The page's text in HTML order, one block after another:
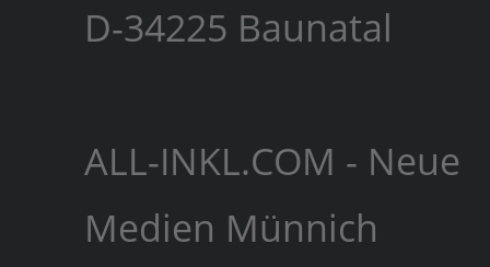
D-34225 Baunatal
ALL-INKL.COM - Neue
Medien Münnich